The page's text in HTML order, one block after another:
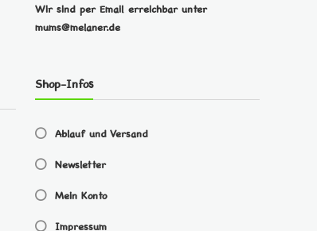
Wir sind per Email erreichbar unter
mums@melaner.de
Shop-Infos
Ablauf und Versand
Newsletter
Mein Konto
Impressum